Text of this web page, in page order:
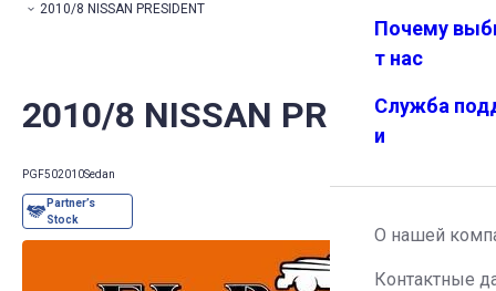
Почему
т нас
Служба
и
О нашей
Контактные
2010/8 NISSAN PRESIDENT
2010/8 NISSAN PRESIDENT
PGF502010Sedan